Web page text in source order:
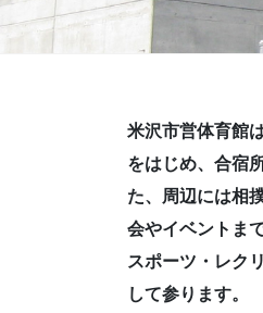
米沢市営体育館
をはじめ、合宿
た、周辺には相
会やイベントま
スポーツ・レク
して参ります。